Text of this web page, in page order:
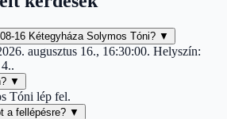
16 Kétegyháza Solymos Tóni? ▼
augusztus 16., 16:30:00. Helyszín:
▼
Tóni lép fel.
a fellépésre? ▼